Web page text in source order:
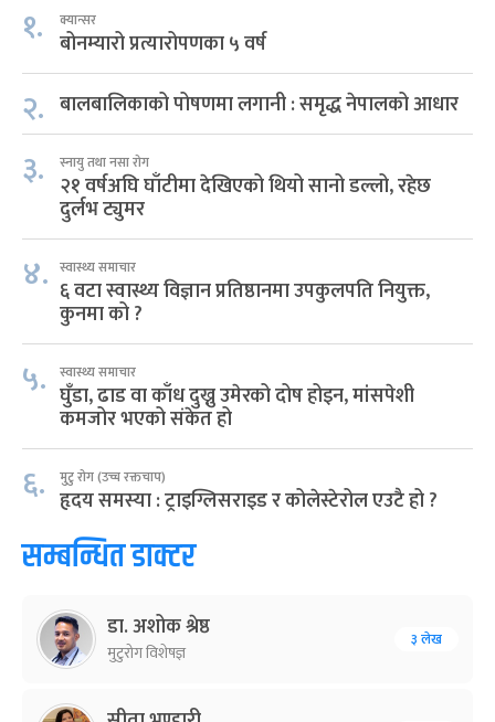
१. क्यान्सर
बोनम्यारो प्रत्यारोपणका ५ वर्ष
२. बालबालिकाको पोषणमा लगानी : समृद्ध नेपालको आधार
३. स्नायु तथा नसा रोग
२१ वर्षअघि घाँटीमा देखिएको थियो सानो डल्लो, रहेछ
दुर्लभ ट्युमर
४. स्वास्थ्य समाचार
६ वटा स्वास्थ्य विज्ञान प्रतिष्ठानमा उपकुलपति नियुक्त,
कुनमा को ?
५. स्वास्थ्य समाचार
घुँडा, ढाड वा काँध दुख्नु उमेरको दोष होइन, मांसपेशी
कमजोर भएको संकेत हो
६. मुटु रोग (उच्च रक्तचाप)
हृदय समस्या : ट्राइग्लिसराइड र कोलेस्टेरोल एउटै हो ?
सम्बन्धित डाक्टर
डा. अशोक श्रेष्ठ
मुटुरोग विशेषज्ञ
३ लेख